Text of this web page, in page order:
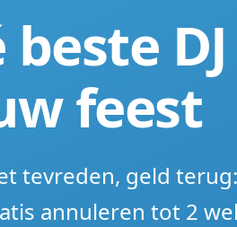
beste
feest
tevreden, geld
annuleren tot 2